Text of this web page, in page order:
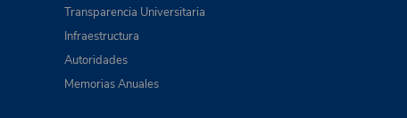
Transparencia Universitaria
Infraestructura
Autoridades
Memorias Anuales